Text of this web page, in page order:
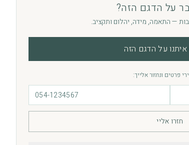
על הדגם הזה?
— התאמה, מידה, יהלום ותקציב.
איתנו על הדגם הזה
פרטים ונחזור אלייך:
חזרו אליי